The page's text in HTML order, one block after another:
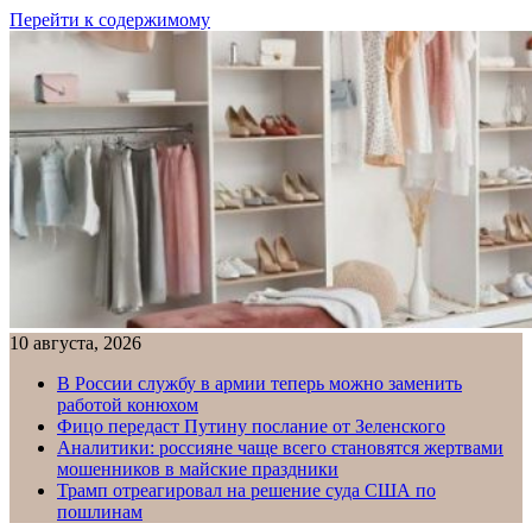
Перейти к содержимому
10 августа, 2026
В России службу в армии теперь можно заменить
работой конюхом
Фицо передаст Путину послание от Зеленского
Аналитики: россияне чаще всего становятся жертвами
мошенников в майские праздники
Трамп отреагировал на решение суда США по
пошлинам